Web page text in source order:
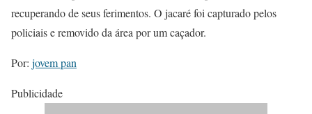
recuperando de seus ferimentos. O jacaré foi capturado pelos
policiais e removido da área por um caçador.
Por: jovem pan
Publicidade